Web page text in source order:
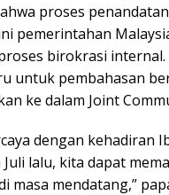
proses
pemerintahan
birokrasi
untuk pembahasan
ke dalam Joint
dengan kehadiran
lalu, kita dapat
masa mendatang,”